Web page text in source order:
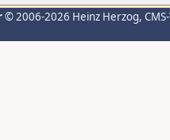
© 2006-2026 Heinz Herzog,